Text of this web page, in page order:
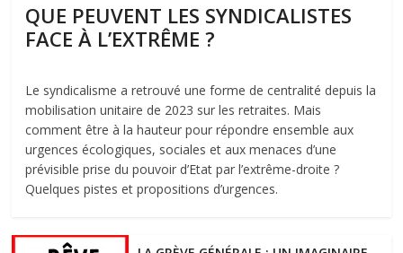
QUE PEUVENT LES SYNDICALISTES
FACE À L’EXTRÊME ?
Le syndicalisme a retrouvé une forme de centralité depuis la
mobilisation unitaire de 2023 sur les retraites. Mais
comment être à la hauteur pour répondre ensemble aux
urgences écologiques, sociales et aux menaces d’une
prévisible prise du pouvoir d’Etat par l’extrême-droite ?
Quelques pistes et propositions d’urgences.